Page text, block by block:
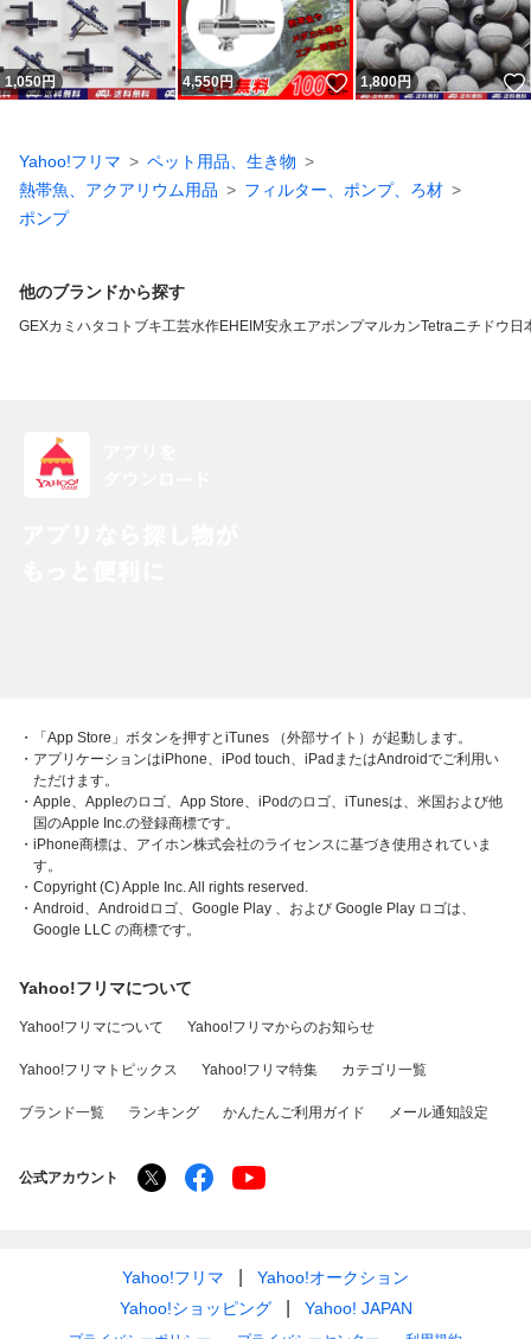
1,050円 4,550円 いいね！
1,800円
Yahoo!フリマ
ペット用品、生き物
熱帯魚、アクアリウム用品
フィルター、ポンプ、ろ材
ポンプ
他のブランドから探す
GEXカミハタ コトブキ工芸水作EHEIM安永エアポンプマルカンTetraニチドウ 日
・「App Store」ボタンを押すとiTunes （外部サイト）が起動します。
・アプリケーションはiPhone、iPod touch、iPadまたはAndroidでご利用い
ただけます。
・Apple、Appleのロゴ、App Store、iPodのロゴ、iTunesは、米国および他
国のApple Inc.の登録商標です。
・iPhone商標は、アイホン株式会社のライセンスに基づき使用されていま
す。
・Copyright (C) Apple Inc. All rights reserved.
・Android、Androidロゴ、Google Play 、および Google Play ロゴは、
Google LLC の商標です。
Yahoo!フリマについて
Yahoo!フリマについて Yahoo!フリマからのお知らせ
Yahoo!フリマトピックス Yahoo!フリマ特集 カテゴリ一覧
ブランド一覧 ランキング かんたんご利用ガイド メール通知設定
公式アカウント
Yahoo!フリマ
Yahoo!オークション
Yahoo!ショッピング
Yahoo! JAPAN